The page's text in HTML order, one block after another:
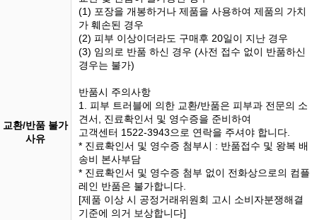
교환/반품 불가
사유
(1) 포장을 개봉하거나 제품을 사용하여 제품의 가치
가 훼손된 경우
(2) 피부 이상이더라도 구매후 20일이 지난 경우
(3) 임의로 반품 하신 경우 (사전 접수 없이 반품하신
경우는 불가)
반품시 주의사항
1. 피부 트러블에 의한 교환/반품은 피부과 전문의 소
견서, 진료확인서 및 영수증을 준비하여
고객센터 1522-3943으로 연락을 주셔야 합니다.
* 진료확인서 및 영수증 첨부시 : 반품접수 및 왕복 배
송비 본사부담
* 진료확인서 및 영수증 첨부 없이 전화상으로의 컴플
레인 반품은 불가합니다.
[제품 이상 시 공정거래위원회 고시 소비자분쟁해결
기준에 의거 보상합니다]